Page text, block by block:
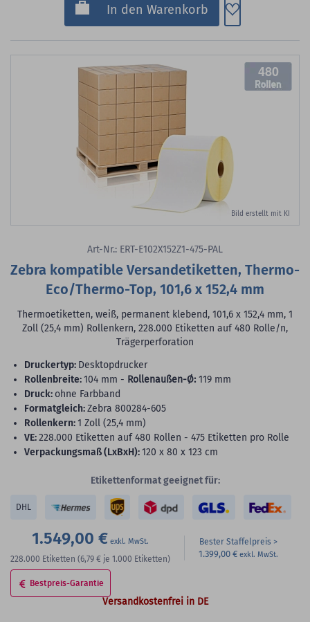
In den Warenkorb Zum
Bild erstellt mit KI
480
Art-Nr.: ERT-E102X152Z1-475-PAL
Zebra kompatible Versandetiketten, Thermo-
Eco/Thermo-Top, 101,6 x 152,4 mm
Thermoetiketten, weiß, permanent klebend, 101,6 x 152,4 mm, 1
Zoll (25,4 mm) Rollenkern, 228.000 Etiketten auf 480 Rolle/n,
Trägerperforation
Druckertyp: Desktopdrucker
Rollenbreite:104 mm - Rollenaußen-Ø: 119 mm
Druck: ohne Farbband
Formatgleich:Zebra 800284-605
Rollenkern:1 Zoll (25,4 mm)
VE:228.000 Etiketten auf 480 Rollen - 475 Etiketten pro Rolle
Verpackungsmaß (LxBxH):120 x 80 x 123 cm
Etikettenformat geeignet für:
DHL
1.549,00 €
228.000 Etiketten (6,79 € je 1.000 Etiketten)
Bester Staffelpreis
1.399,00 €
Bestpreis-Garantie
Versandkostenfrei in DE